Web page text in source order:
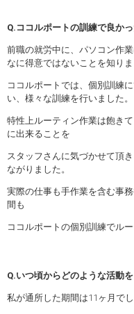
Q.ココルポートの訓練で良か
前職の就労中に、パソコン作
なに得意ではないことを知りま
ココルポートでは、個別訓練
い、様々な訓練を行いました。
特性上ルーティン作業は飽き
に出来ることを
スタッフさんに気づかせて頂
ながりました。
実際の仕事も手作業を含む事
間も
ココルポートの個別訓練でル
Q.いつ頃からどのような活動
私が通所した期間は11ヶ月でし